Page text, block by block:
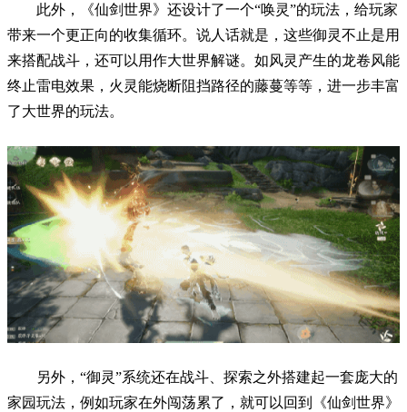
此外，《仙剑世界》还设计了一个“唤灵”的玩法，给玩家
带来一个更正向的收集循环。说人话就是，这些御灵不止是用
来搭配战斗，还可以用作大世界解谜。如风灵产生的龙卷风能
终止雷电效果，火灵能烧断阻挡路径的藤蔓等等，进一步丰富
了大世界的玩法。
另外，“御灵”系统还在战斗、探索之外搭建起一套庞大的
家园玩法，例如玩家在外闯荡累了，就可以回到《仙剑世界》